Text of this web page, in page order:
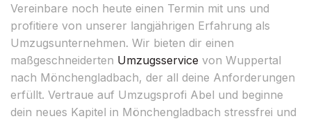
Vereinbare noch heute einen Termin mit uns und
profitiere von unserer langjährigen Erfahrung als
Umzugsunternehmen. Wir bieten dir einen
maßgeschneiderten Umzugsservice von Wuppertal
nach Mönchengladbach, der all deine Anforderungen
erfüllt. Vertraue auf Umzugsprofi Abel und beginne
dein neues Kapitel in Mönchengladbach stressfrei und